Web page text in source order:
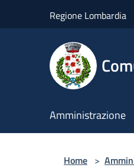
Regione Lombardia
Amministrazione
Home >